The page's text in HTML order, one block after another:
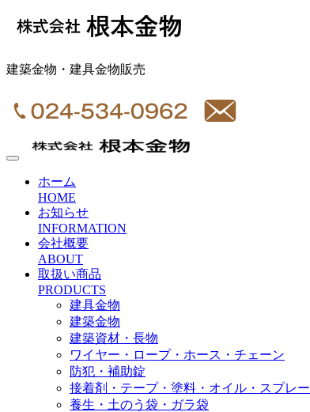
建築金物・建具金物販売
ホーム
HOME
お知らせ
INFORMATION
会社概要
ABOUT
取扱い商品
PRODUCTS
建具金物
建築金物
建築資材・長物
ワイヤー・ロープ・ホース・チェーン
防犯・補助錠
接着剤・テープ・塗料・オイル・スプレー
養生・土のう袋・ガラ袋